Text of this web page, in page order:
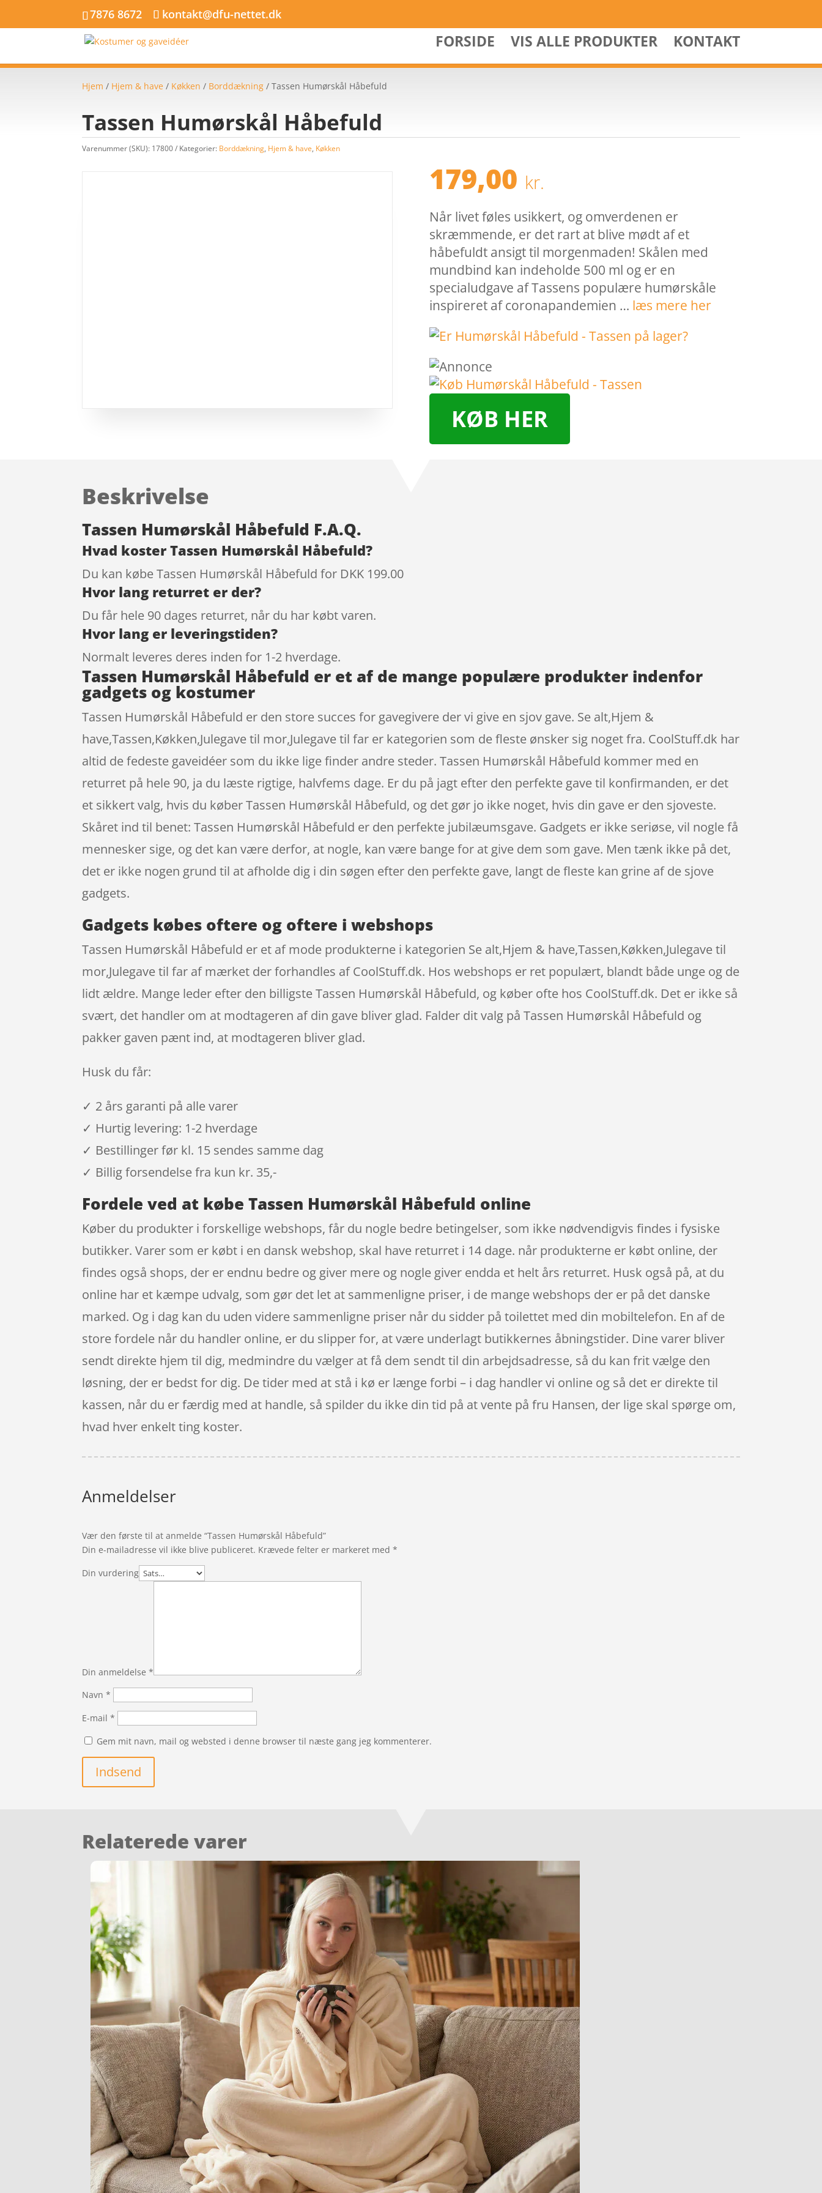
7876 8672 kontakt@dfu-nettet.dk
FORSIDE VIS ALLE PRODUKTER KONTAKT
Hjem / Hjem & have / Køkken / Borddækning / Tassen Humørskål Håbefuld
Tassen Humørskål Håbefuld
Varenummer (SKU): 17800 Kategorier: Borddækning, Hjem & have, Køkken
179,00 kr.
Når livet føles usikkert, og omverdenen er
skræmmende, er det rart at blive mødt af et
håbefuldt ansigt til morgenmaden! Skålen med
mundbind kan indeholde 500 ml og er en
specialudgave af Tassens populære humørskåle
inspireret af coronapandemien … læs mere her
KØB HER
Beskrivelse
Tassen Humørskål Håbefuld F.A.Q.
Hvad koster Tassen Humørskål Håbefuld?
Du kan købe Tassen Humørskål Håbefuld for DKK 199.00
Hvor lang returret er der?
Du får hele 90 dages returret, når du har købt varen.
Hvor lang er leveringstiden?
Normalt leveres deres inden for 1-2 hverdage.
Tassen Humørskål Håbefuld er et af de mange populære produkter indenfor
gadgets og kostumer
Tassen Humørskål Håbefuld er den store succes for gavegivere der vi give en sjov gave. Se alt,Hjem &
have,Tassen,Køkken,Julegave til mor,Julegave til far er kategorien som de fleste ønsker sig noget fra. CoolStuff.dk har
altid de fedeste gaveidéer som du ikke lige finder andre steder. Tassen Humørskål Håbefuld kommer med en
returret på hele 90, ja du læste rigtige, halvfems dage. Er du på jagt efter den perfekte gave til konfirmanden, er det
et sikkert valg, hvis du køber Tassen Humørskål Håbefuld, og det gør jo ikke noget, hvis din gave er den sjoveste.
Skåret ind til benet: Tassen Humørskål Håbefuld er den perfekte jubilæumsgave. Gadgets er ikke seriøse, vil nogle få
mennesker sige, og det kan være derfor, at nogle, kan være bange for at give dem som gave. Men tænk ikke på det,
det er ikke nogen grund til at afholde dig i din søgen efter den perfekte gave, langt de fleste kan grine af de sjove
gadgets.
Gadgets købes oftere og oftere i webshops
Tassen Humørskål Håbefuld er et af mode produkterne i kategorien Se alt,Hjem & have,Tassen,Køkken,Julegave til
mor,Julegave til far af mærket der forhandles af CoolStuff.dk. Hos webshops er ret populært, blandt både unge og de
lidt ældre. Mange leder efter den billigste Tassen Humørskål Håbefuld, og køber ofte hos CoolStuff.dk. Det er ikke så
svært, det handler om at modtageren af din gave bliver glad. Falder dit valg på Tassen Humørskål Håbefuld og
pakker gaven pænt ind, at modtageren bliver glad.
Husk du får:
✓ 2 års garanti på alle varer
✓ Hurtig levering: 1-2 hverdage
✓ Bestillinger før kl. 15 sendes samme dag
✓ Billig forsendelse fra kun kr. 35,-
Fordele ved at købe Tassen Humørskål Håbefuld online
Køber du produkter i forskellige webshops, får du nogle bedre betingelser, som ikke nødvendigvis findes i fysiske
butikker. Varer som er købt i en dansk webshop, skal have returret i 14 dage. når produkterne er købt online, der
findes også shops, der er endnu bedre og giver mere og nogle giver endda et helt års returret. Husk også på, at du
online har et kæmpe udvalg, som gør det let at sammenligne priser, i de mange webshops der er på det danske
marked. Og i dag kan du uden videre sammenligne priser når du sidder på toilettet med din mobiltelefon. En af de
store fordele når du handler online, er du slipper for, at være underlagt butikkernes åbningstider. Dine varer bliver
sendt direkte hjem til dig, medmindre du vælger at få dem sendt til din arbejdsadresse, så du kan frit vælge den
løsning, der er bedst for dig. De tider med at stå i kø er længe forbi – i dag handler vi online og så det er direkte til
kassen, når du er færdig med at handle, så spilder du ikke din tid på at vente på fru Hansen, der lige skal spørge om,
hvad hver enkelt ting koster.
Anmeldelser
Vær den første til at anmelde “Tassen Humørskål Håbefuld”
Din e-mailadresse vil ikke blive publiceret. Krævede felter er markeret med*
Din vurdering
Din anmeldelse*
Navn*
E-mail*
Gem mit navn, mail og websted i denne browser til næste gang jeg kommenterer.
Indsend
Relaterede varer